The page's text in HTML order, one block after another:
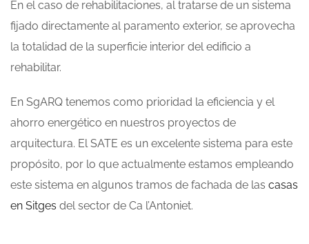
En el caso de rehabilitaciones, al tratarse de un sistema
fijado directamente al paramento exterior, se aprovecha
la totalidad de la superficie interior del edificio a
rehabilitar.
En SgARQ tenemos como prioridad la eficiencia y el
ahorro energético en nuestros proyectos de
arquitectura. El SATE es un excelente sistema para este
propósito, por lo que actualmente estamos empleando
este sistema en algunos tramos de fachada de las casas
en Sitges del sector de Ca l’Antoniet.